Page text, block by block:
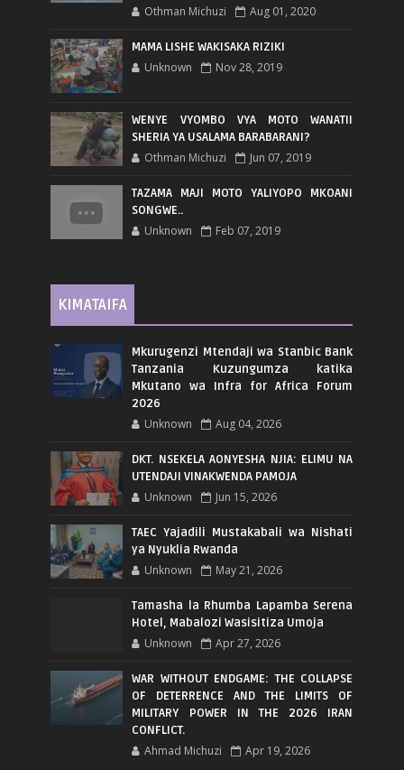
Othman Michuzi Aug 01, 2020
MAMA LISHE WAKISAKA RIZIKI
Unknown Nov 28, 2019
WENYE VYOMBO VYA MOTO WANATII
SHERIA YA USALAMA BARABARANI?
Othman Michuzi Jun 07, 2019
TAZAMA MAJI MOTO YALIYOPO MKOANI
SONGWE..
Unknown Feb 07, 2019
KIMATAIFA
Mkurugenzi Mtendaji wa Stanbic Bank
Tanzania Kuzungumza katika
Mkutano wa Infra for Africa Forum
2026
Unknown Aug 04, 2026
DKT. NSEKELA AONYESHA NJIA: ELIMU NA
UTENDAJI VINAKWENDA PAMOJA
Unknown Jun 15, 2026
TAEC Yajadili Mustakabali wa Nishati
ya Nyuklia Rwanda
Unknown May 21, 2026
Tamasha la Rhumba Lapamba Serena
Hotel, Mabalozi Wasisitiza Umoja
Unknown Apr 27, 2026
WAR WITHOUT ENDGAME: THE COLLAPSE
OF DETERRENCE AND THE LIMITS OF
MILITARY POWER IN THE 2026 IRAN
CONFLICT.
Ahmad Michuzi Apr 19, 2026